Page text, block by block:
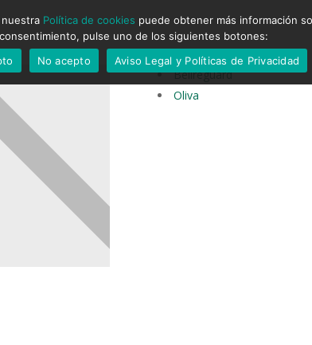
Bellreguard
Oliva
Política de cookies puede obtener más información
consentimiento, pulse uno de los siguientes botones:
No acepto Aviso Legal y Políticas de Privacidad